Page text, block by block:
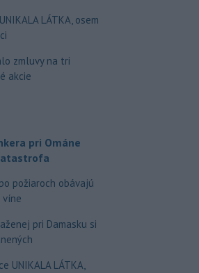
LÁTKA, osem
zmluvy na tri
akcie
pri Ománe
požiaroch obávajú
víne
pri Damasku si
UNIKALA LÁTKA,